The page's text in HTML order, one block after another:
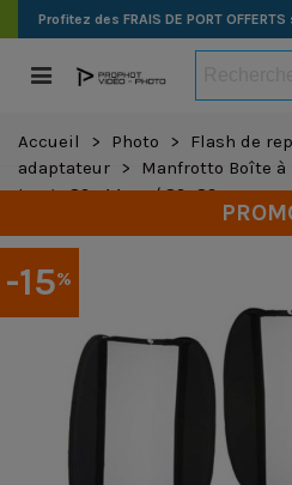
Profitez des FRAIS DE PORT
Accueil > Photo > Flash de
adaptateur >
Manfrotto Boîte à
Large 89x44cm / 89x89cm
-15%